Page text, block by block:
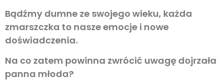
Bądźmy dumne ze swojego wieku, każda
zmarszczka to nasze emocje i nowe
doświadczenia.
Na co zatem powinna zwrócić uwagę dojrzała
panna młoda?